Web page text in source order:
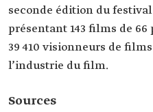
seconde édition du festival
présentant 143 films de 66
39 410 visionneurs de
l’industrie du film.
Sources